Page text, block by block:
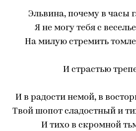
Эльвина, почему в часы
Я не могу тебя с
На милую стремить
И страстью
И в радости немой, в
Твой шопот сладостный и
И тихо в скромной